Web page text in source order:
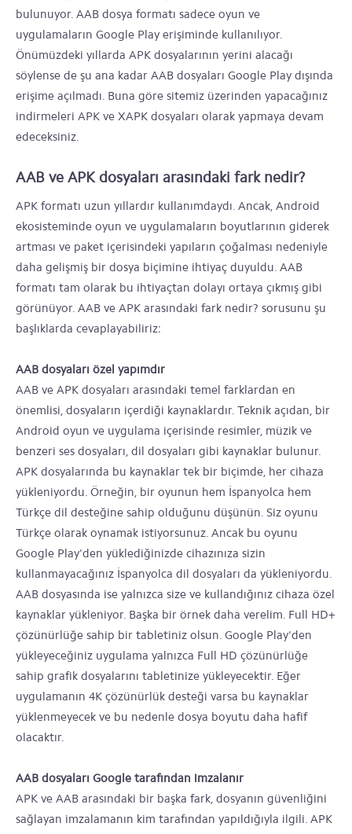
bulunuyor. AAB dosya formatı sadece oyun ve
uygulamaların Google Play erişiminde kullanılıyor.
Önümüzdeki yıllarda APK dosyalarının yerini alacağı
söylense de şu ana kadar AAB dosyaları Google Play dışında
erişime açılmadı. Buna göre sitemiz üzerinden yapacağınız
indirmeleri APK ve XAPK dosyaları olarak yapmaya devam
edeceksiniz.
AAB ve APK dosyaları arasındaki fark nedir?
APK formatı uzun yıllardır kullanımdaydı. Ancak, Android
ekosisteminde oyun ve uygulamaların boyutlarının giderek
artması ve paket içerisindeki yapıların çoğalması nedeniyle
daha gelişmiş bir dosya biçimine ihtiyaç duyuldu. AAB
formatı tam olarak bu ihtiyaçtan dolayı ortaya çıkmış gibi
görünüyor. AAB ve APK arasındaki fark nedir? sorusunu şu
başlıklarda cevaplayabiliriz:
AAB dosyaları özel yapımdır
AAB ve APK dosyaları arasındaki temel farklardan en
önemlisi, dosyaların içerdiği kaynaklardır. Teknik açıdan, bir
Android oyun ve uygulama içerisinde resimler, müzik ve
benzeri ses dosyaları, dil dosyaları gibi kaynaklar bulunur.
APK dosyalarında bu kaynaklar tek bir biçimde, her cihaza
yükleniyordu. Örneğin, bir oyunun hem İspanyolca hem
Türkçe dil desteğine sahip olduğunu düşünün. Siz oyunu
Türkçe olarak oynamak istiyorsunuz. Ancak bu oyunu
Google Play'den yüklediğinizde cihazınıza sizin
kullanmayacağınız İspanyolca dil dosyaları da yükleniyordu.
AAB dosyasında ise yalnızca size ve kullandığınız cihaza özel
kaynaklar yükleniyor. Başka bir örnek daha verelim. Full HD+
çözünürlüğe sahip bir tabletiniz olsun. Google Play'den
yükleyeceğiniz uygulama yalnızca Full HD çözünürlüğe
sahip grafik dosyalarını tabletinize yükleyecektir. Eğer
uygulamanın 4K çözünürlük desteği varsa bu kaynaklar
yüklenmeyecek ve bu nedenle dosya boyutu daha hafif
olacaktır.
AAB dosyaları Google tarafından imzalanır
APK ve AAB arasındaki bir başka fark, dosyanın güvenliğini
sağlayan imzalamanın kim tarafından yapıldığıyla ilgili. APK